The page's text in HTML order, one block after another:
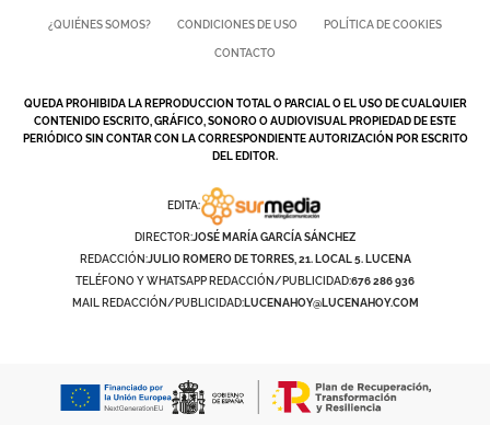
¿QUIÉNES SOMOS? CONDICIONES DE USO POLÍTICA DE COOKIES
CONTACTO
QUEDA PROHIBIDA LA REPRODUCCION TOTAL O PARCIAL O EL USO DE CUALQUIER
CONTENIDO ESCRITO, GRÁFICO, SONORO O AUDIOVISUAL PROPIEDAD DE ESTE
PERIÓDICO SIN CONTAR CON LA CORRESPONDIENTE AUTORIZACIÓN POR ESCRITO
DEL EDITOR.
EDITA:
DIRECTOR:JOSÉ MARÍA GARCÍA SÁNCHEZ
REDACCIÓN:JULIO ROMERO DE TORRES, 21. LOCAL 5. LUCENA
TELÉFONO Y WHATSAPP REDACCIÓN/PUBLICIDAD:676 286 936
MAIL REDACCIÓN/PUBLICIDAD:LUCENAHOY@LUCENAHOY.COM